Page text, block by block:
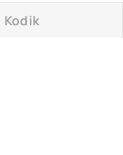
Kodik